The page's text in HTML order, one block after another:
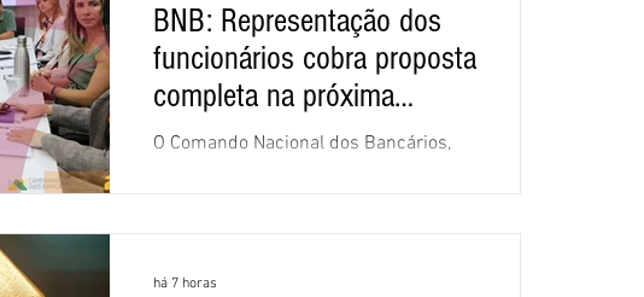
BNB: Representação dos
funcionários cobra proposta
completa na próxima
negociação
O Comando Nacional dos Bancários,
dos Funcionários do Banco do
Nordeste do Brasil (CNFBNB), concluiu
apresentação e o debate da pauta
há 7 horas